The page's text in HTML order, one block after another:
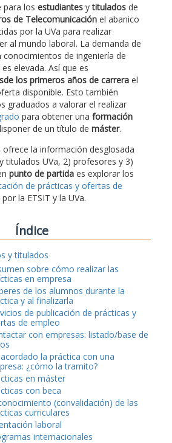
para los estudiantes ytitulados de
de Telecomunicación el abanico
por la UVa para realizar
al mundo laboral. La demanda de
de ingeniería de
elevada. Así que es
los primeros años de carrera el
disponible. Esto también
graduados a valorar el realizar
para obtener una formación
de un título de máster.
ofrece la información desglosada
titulados UVa, 2) profesores y 3)
punto de partida es explorar los
de prácticas y ofertas de
la ETSIT y la UVa.
Índice
y titulados
sobre cómo realizar las
en empresa
de los alumnos durante la
y al finalizarla
de publicación de prácticas y
de empleo
con empresas: listado/base de
la práctica con una
¿cómo la tramito?
en máster
con beca
(convalidación) de las
curriculares
laboral
internacionales